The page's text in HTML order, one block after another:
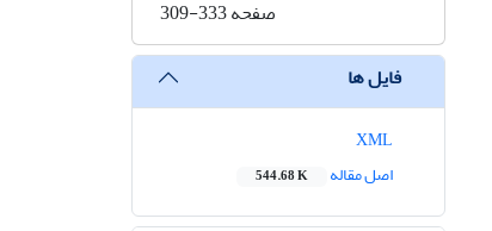
صفحه309-333
فایل ها
اصل مقاله
544.68 K